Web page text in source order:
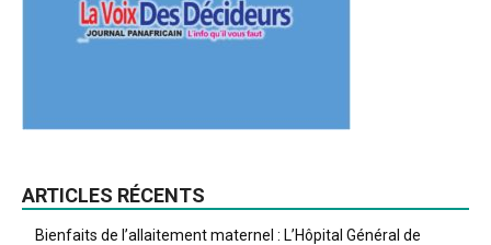
ARTICLES RÉCENTS
Bienfaits de l’allaitement maternel : L’Hôpital Général de